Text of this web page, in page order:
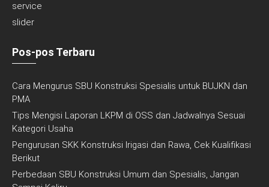
service
slider
Pos-pos Terbaru
Cara Mengurus SBU Konstruksi Spesialis untuk BUJKN dan
PMA
Tips Mengisi Laporan LKPM di OSS dan Jadwalnya Sesuai
Kategori Usaha
Pengurusan SKK Konstruksi Irigasi dan Rawa, Cek Kualifikasi
Berikut
Perbedaan SBU Konstruksi Umum dan Spesialis, Jangan